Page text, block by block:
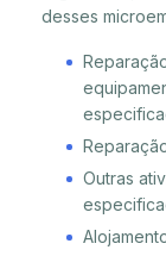
desses
Outras